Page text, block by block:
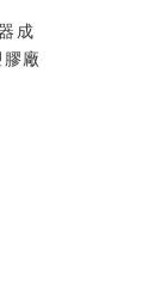
成
廠